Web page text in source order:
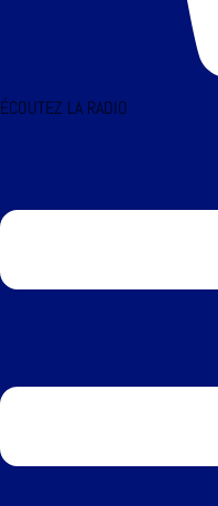
ÉCOUTEZ LA RADIO